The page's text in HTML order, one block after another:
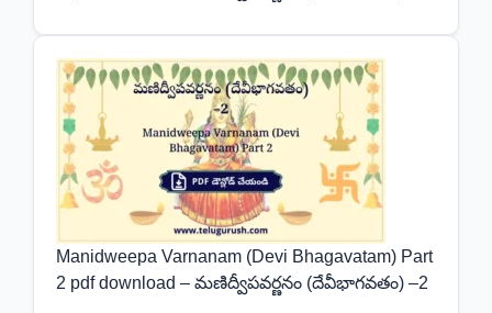
Manidweepa Varnanam (Devi Bhagavatam) Part
2 pdf download – మణిద్వీపవర్ణనం (దేవీభాగవతం) –2